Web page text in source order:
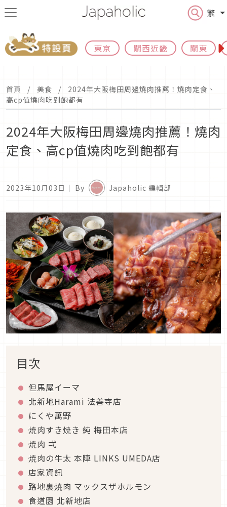
繁
東京 關西近畿 關東
首頁 美食
2024年大阪梅田周邊燒肉推薦！燒肉定食、
高cp值燒肉吃到飽都有
2024年大阪梅田周邊燒肉推薦！燒肉
定食、高cp值燒肉吃到飽都有
2023年10月03日 ｜ By Japaholic 編輯部
目次
但馬屋イーマ
北新地Harami 法善寺店
にくや萬野
焼肉すき焼き 純 梅田本店
焼肉 弌
焼肉の牛太 本陣 LINKS UMEDA店
店家資訊
路地裏焼肉 マックスザホルモン
食道園 北新地店